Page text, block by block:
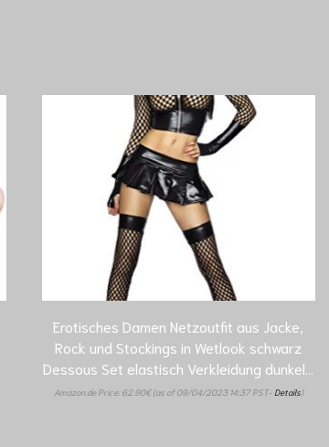
Erotisches Damen Netzoutfit aus Jacke,
Rock und Stockings in Wetlook schwarz
Dessous Set elastisch Verkleidung dunkel…
Amazon.de Price:62.90€(as of 09/04/2023 14:37 PST- Details)